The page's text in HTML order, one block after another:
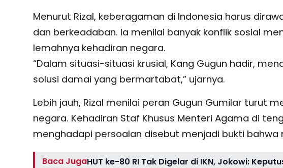
Menurut Rizal, keberagaman di Indonesia harus
dan berkeadaban. Ia menilai banyak konflik sosial
lemahnya kehadiran negara.
“Dalam situasi-situasi krusial, Kang Gugun hadir,
solusi damai yang bermartabat,” ujarnya.
Lebih jauh, Rizal menilai peran Gugun Gumilar turut
negara. Kehadiran Staf Khusus Menteri Agama di
menghadapi persoalan disebut menjadi bukti bahwa
Baca JugaHUT ke-80 RI Tak Digelar di IKN, Jokowi: